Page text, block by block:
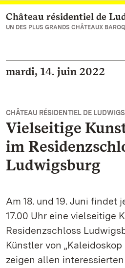
Vers la page d’accueil
Château résidentiel de
UN DES PLUS GRANDS CHÂTEAUX
mardi, 14. juin 2022
CHÂTEAU RÉSIDENTIEL DE
Vielseitige
im
Ludwigsburg
Am 18. und 19. Juni findet
17.00 Uhr eine vielseitige
Residenzschloss
Künstler von
zeigen allen